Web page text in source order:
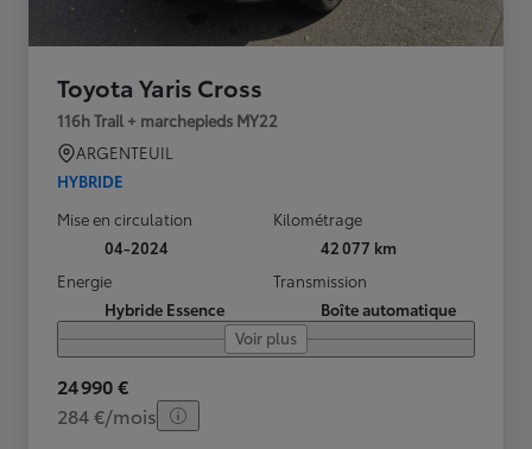
Toyota Yaris Cross
116h Trail + marchepieds MY22
ARGENTEUIL
HYBRIDE
Mise en circulation
04-2024
Kilométrage
42 077 km
Energie
Hybride Essence
Transmission
Boîte automatique
Voir plus
24 990 €
284 €/mois